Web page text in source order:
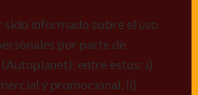
datos de acuerdo a las
los titulares de Datos
satisfacción, vi) reportes
sido informado sobre el uso
por parte de
(Autoplanet); entre estos: i)
y promocional, ii)